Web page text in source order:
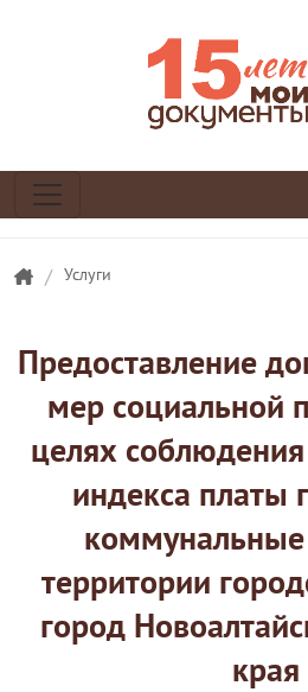
/ Услуги
Предоставление
мер социальной
целях
индекса платы
коммунальные
территории
город
края